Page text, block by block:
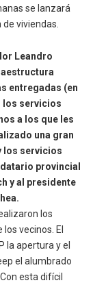
se lanzará
viviendas.
Leandro
entregadas (en
los servicios
a los que les
una gran
los servicios
provincial
y al presidente
los
vecinos. El
la apertura y el
el alumbrado
esta difícil